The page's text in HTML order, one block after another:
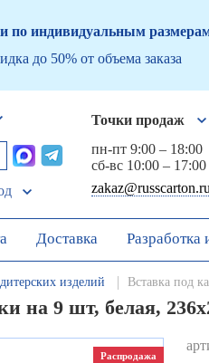
по индивидуальным
до 50% от объема заказа
Точки продаж
пн-пт 9:00 – 18:00
сб-вс 10:00 – 17:00
zakaz@russcarton.ru
Доставка Разработка
изделий Вставка под
на 9 шт, белая,
Распродажа